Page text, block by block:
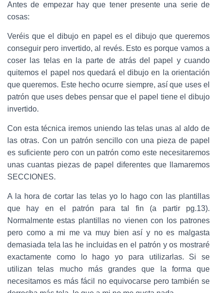
Antes de empezar hay que tener presente una serie de
cosas:
Veréis que el dibujo en papel es el dibujo que queremos
conseguir pero invertido, al revés. Esto es porque vamos a
coser las telas en la parte de atrás del papel y cuando
quitemos el papel nos quedará el dibujo en la orientación
que queremos. Este hecho ocurre siempre, así que uses el
patrón que uses debes pensar que el papel tiene el dibujo
invertido.
Con esta técnica iremos uniendo las telas unas al aldo de
las otras. Con un patrón sencillo con una pieza de papel
es suficiente pero con un patrón como este necesitaremos
unas cuantas piezas de papel diferentes que llamaremos
SECCIONES.
A la hora de cortar las telas yo lo hago con las plantillas
que hay en el patrón para tal fin (a partir pg.13).
Normalmente estas plantillas no vienen con los patrones
pero como a mi me va muy bien así y no es malgasta
demasiada tela las he incluidas en el patrón y os mostraré
exactamente como lo hago yo para utilizarlas. Si se
utilizan telas mucho más grandes que la forma que
necesitamos es más fácil no equivocarse pero también se